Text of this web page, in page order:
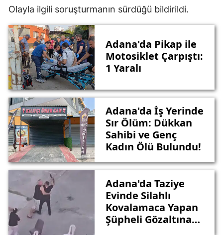
Olayla ilgili soruşturmanın sürdüğü bildirildi.
Adana'da Pikap ile
Motosiklet Çarpıştı:
1 Yaralı
Adana'da İş Yerinde
Sır Ölüm: Dükkan
Sahibi ve Genç
Kadın Ölü Bulundu!
Adana'da Taziye
Evinde Silahlı
Kovalamaca Yapan
Şüpheli Gözaltına